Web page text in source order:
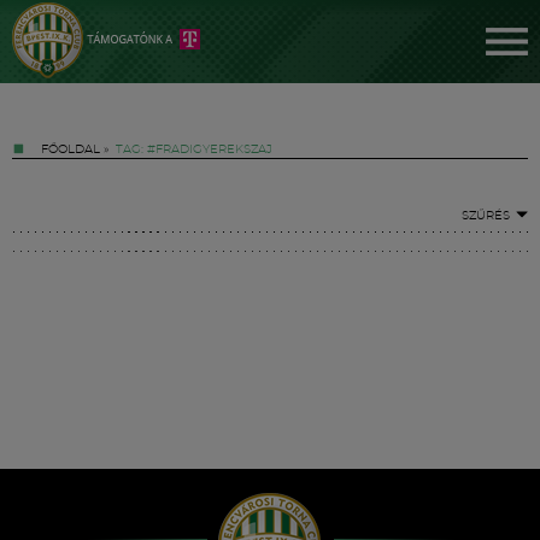
FŐOLDAL » TAG: #FRADIGYEREKSZAJ
SZŰRÉS
Hírek